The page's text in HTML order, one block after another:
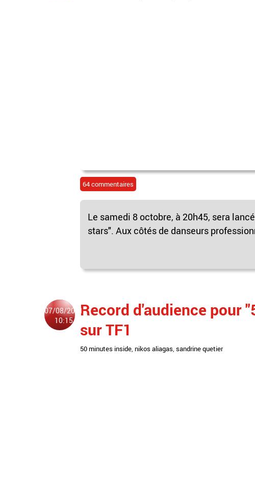
64 commentaires
Le samedi 8 octobre, à 20h45, sera
stars". Aux côtés de danseurs
07/08/2011
10:15
Record d'audience pour
sur TF1
50 minutes inside nikos aliagas sandrine quetier